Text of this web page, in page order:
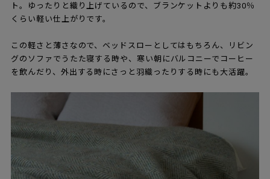
ト。ゆったりと織り上げているので、ブランケットよりも約30％
くらい軽い仕上がりです。
この軽さと薄さなので、ベッドスローとしてはもちろん、リビン
グのソファでうたた寝する時や、寒い朝にバルコニーでコーヒー
を飲んだり、外出する時にさっと羽織ったりする時にも大活躍。